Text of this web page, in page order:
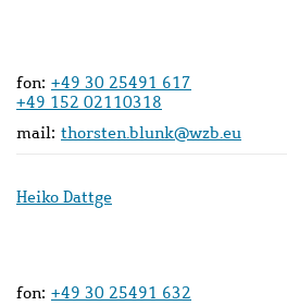
fon: +49 30 25491 617
+49 152 02110318
mail: thorsten.blunk@wzb.eu
Heiko Dattge
fon: +49 30 25491 632